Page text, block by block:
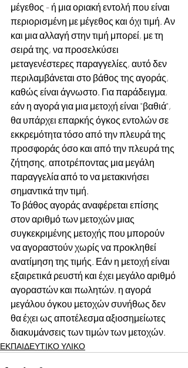
μέγεθος - ή μια οριακή εντολή που είναι
περιορισμένη με μέγεθος και όχι τιμή. Αν
και μια αλλαγή στην τιμή μπορεί, με τη
σειρά της, να προσελκύσει
μεταγενέστερες παραγγελίες, αυτό δεν
περιλαμβάνεται στο βάθος της αγοράς,
καθώς είναι άγνωστο. Για παράδειγμα,
εάν η αγορά για μια μετοχή είναι "βαθιά",
θα υπάρχει επαρκής όγκος εντολών σε
εκκρεμότητα τόσο από την πλευρά της
προσφοράς όσο και από την πλευρά της
ζήτησης, αποτρέποντας μια μεγάλη
παραγγελία από το να μετακινήσει
σημαντικά την τιμή.
Το βάθος αγοράς αναφέρεται επίσης
στον αριθμό των μετοχών μιας
συγκεκριμένης μετοχής που μπορούν
να αγοραστούν χωρίς να προκληθεί
ανατίμηση της τιμής. Εάν η μετοχή είναι
εξαιρετικά ρευστή και έχει μεγάλο αριθμό
αγοραστών και πωλητών, η αγορά
μεγάλου όγκου μετοχών συνήθως δεν
θα έχει ως αποτέλεσμα αξιοσημείωτες
διακυμάνσεις των τιμών των μετοχών.
ΕΚΠΑΙΔΕΥΤΙΚΟ ΥΛΙΚΟ